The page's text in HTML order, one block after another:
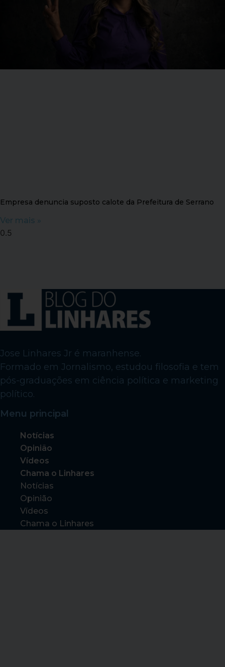
Empresa denuncia suposto calote da Prefeitura de Serrano
Ver mais »
Jose Linhares Jr é maranhense.
Formado em Jornalismo, estudou filosofia e tem
pós-graduações em ciência política e marketing
político.
Menu principal
Notícias
Opinião
Vídeos
Chama o Linhares
Notícias
Opinião
Vídeos
Chama o Linhares